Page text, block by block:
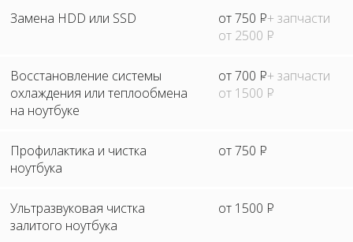
Замена HDD или SSD от 750 Р+ запчасти
от 2500 Р
Восстановление системы
охлаждения или теплообмена
на ноутбуке
от 700 Р+ запчасти
от 1500 Р
Профилактика и чистка
ноутбука
от 750 Р
Ультразвуковая чистка
залитого ноутбука
от 1500 Р